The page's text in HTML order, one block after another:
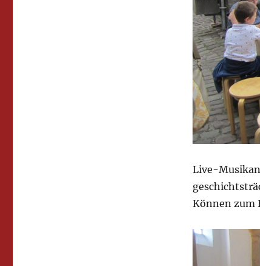
Live-
Können zum